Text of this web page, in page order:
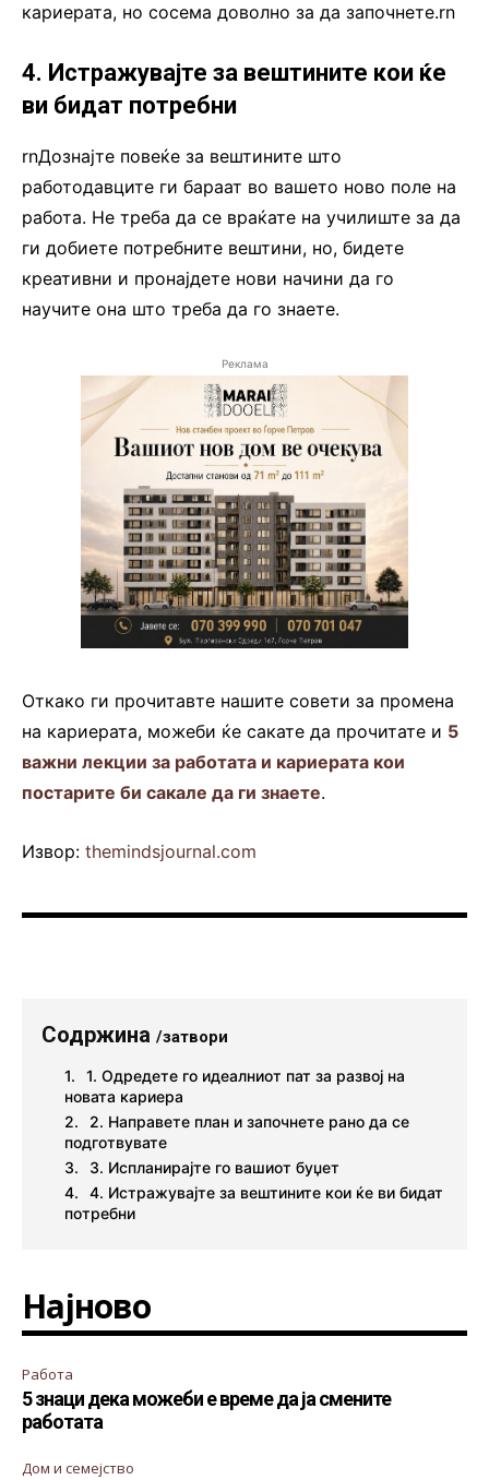
кариерата, но сосема доволно за да започнете.rn
4. Истражувајте за вештините кои ќе
ви бидат потребни
rnДознајте повеќе за вештините што
работодавците ги бараат во вашето ново поле на
работа. Не треба да се враќате на училиште за да
ги добиете потребните вештини, но, бидете
креативни и пронајдете нови начини да го
научите она што треба да го знаете.
Реклама
Откако ги прочитавте нашите совети за промена
на кариерата, можеби ќе сакате да прочитате и 5
важни лекции за работата и кариерата кои
постарите би сакале да ги знаете.
Извор: themindsjournal.com
Содржина /затвори
1. Одредете го идеалниот пат за развој на
новата кариера
2. Направете план и започнете рано да се
подготвувате
3. Испланирајте го вашиот буџет
4. Истражувајте за вештините кои ќе ви бидат
потребни
Најново
Работа
5 знаци дека можеби е време да ја смените
работата
Дом и семејство